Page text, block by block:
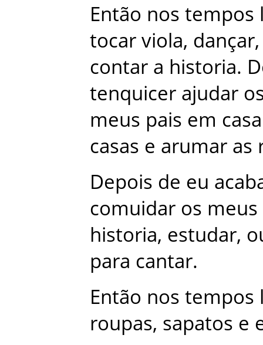
Então nos tempos
tocar viola, dançar,
contar a historia.
tenquicer ajudar
meus pais em casa
casas e arumar as
Depois de eu
comuidar os meus
historia, estudar,
para cantar.
Então nos tempos
roupas, sapatos e